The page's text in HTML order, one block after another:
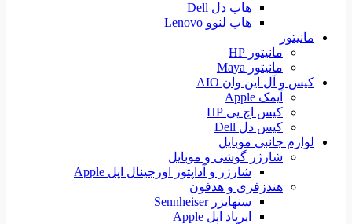
هاب دل Dell
هاب لنوو Lenovo
مانیتور
مانیتور HP
مانیتور Maya
کیس و آل این وان AIO
آیمک Apple
کیس اچ پی HP
کیس دل Dell
لوازم جانبی موبایل
شارژر گوشی و موبایل
شارژر و آداپتور اورجینال اپل Apple
هندزفری و هدفون
سنهایزر Sennheiser
ایرپاد اپل Apple